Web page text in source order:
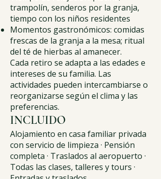
trampolín, senderos por la granja,
tiempo con los niños residentes
Momentos gastronómicos: comidas
frescas de la granja a la mesa; ritual
del té de hierbas al amanecer.
Cada retiro se adapta a las edades e
intereses de su familia. Las
actividades pueden intercambiarse o
reorganizarse según el clima y las
preferencias.
INCLUIDO
Alojamiento en casa familiar privada
con servicio de limpieza · Pensión
completa · Traslados al aeropuerto ·
Todas las clases, talleres y tours ·